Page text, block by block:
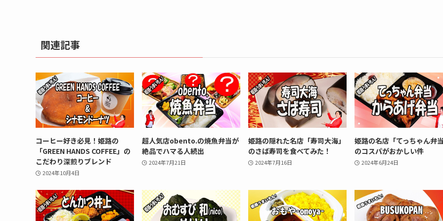
関連記事
コーヒー好き必見！姫路の
「GREEN HANDS COFFEE」の
こだわり深煎りブレンド
2024年10月4日
超人気店obento.の焼魚弁当が
絶品でハマる人続出
2024年7月21日
姫路の隠れた名店「寿司大海」
のさば寿司を食べてみた！
2024年7月16日
姫路の名店「てっちゃん弁
のコスパがおかしい件
2024年6月24日